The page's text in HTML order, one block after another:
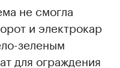
не смогла
и электрокар
зеленым
для ограждения